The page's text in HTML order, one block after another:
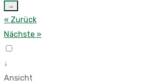
→
« Zurück
Nächste »
↓
Ansicht